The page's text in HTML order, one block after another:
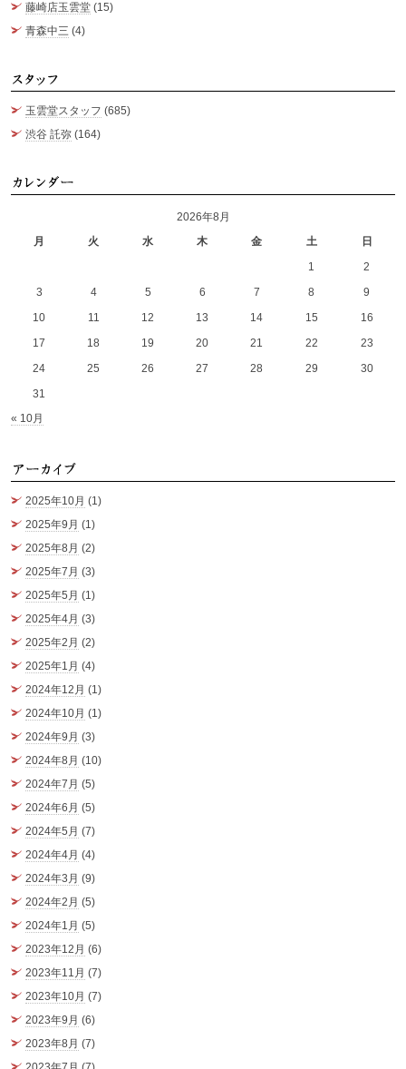
藤崎店玉雲堂 (15)
青森中三 (4)
玉雲堂スタッフ (685)
渋谷 託弥 (164)
2026年8月
月
火 水 木 金 土
日
1
2
3
4 5 6 7 8
9
10
11 12 13 14 15
16
17
18 19 20 21 22
23
24
25 26 27 28 29
30
31
« 10月
2025年10月 (1)
2025年9月 (1)
2025年8月 (2)
2025年7月 (3)
2025年5月 (1)
2025年4月 (3)
2025年2月 (2)
2025年1月 (4)
2024年12月 (1)
2024年10月 (1)
2024年9月 (3)
2024年8月 (10)
2024年7月 (5)
2024年6月 (5)
2024年5月 (7)
2024年4月 (4)
2024年3月 (9)
2024年2月 (5)
2024年1月 (5)
2023年12月 (6)
2023年11月 (7)
2023年10月 (7)
2023年9月 (6)
2023年8月 (7)